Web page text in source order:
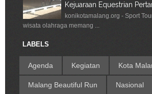
Kejuaraan Equestrian
konikotamalang.org - Sport
wisata olahraga memang ...
LABELS
Agenda Kegiatan Kota
Malang Beautiful Run Nasional